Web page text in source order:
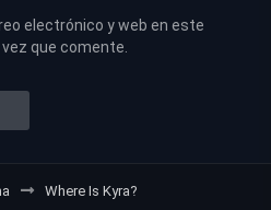
electrónico y web en este
que comente.
Where Is Kyra?